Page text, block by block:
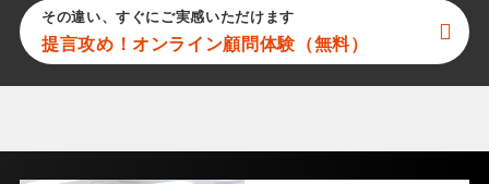
その違い、すぐにご実感いただけます
提言攻め！オンライン顧問体験（無料）